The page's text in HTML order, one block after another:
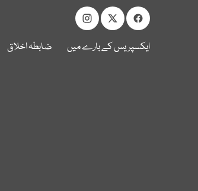
ایکسپریس کے بارے میں ضابطہ اخلاق